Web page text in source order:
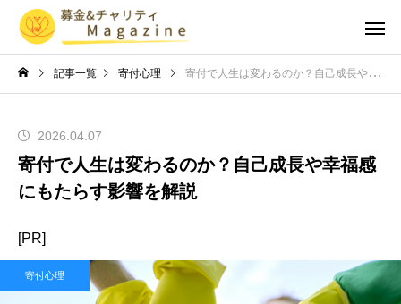
記事一覧 寄付心理 寄付で人生は変わるのか？自己成長や幸福感にもたらす影響を解説
2026.04.07
寄付で人生は変わるのか？自己成長や幸福感
にもたらす影響を解説
[PR]
寄付心理